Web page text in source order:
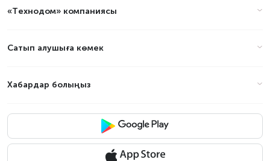
«Технодом» компаниясы
Сатып алушыға көмек
Хабардар болыңыз